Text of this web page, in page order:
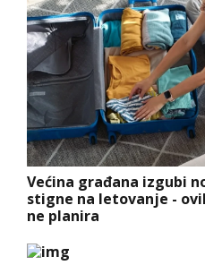
Većina građana izgubi
stigne na letovanje -
ne planira